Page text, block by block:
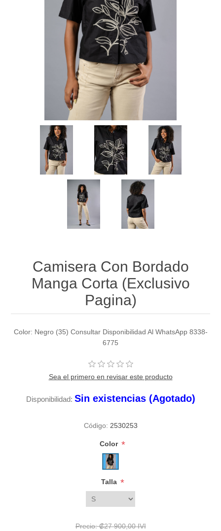
Camisera Con Bordado
Manga Corta (Exclusivo
Pagina)
Color: Negro (35) Consultar Disponibilidad Al WhatsApp 8338-
6775
Sea el primero en revisar este producto
Disponibilidad: Sin existencias (Agotado)
Código: 2530253
Color *
Talla *
Precio: ₡27 900,00 IVI